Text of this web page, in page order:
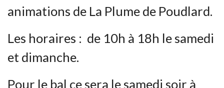
animations de La Plume de Poudlard.
Les horaires : de 10h à 18h le samedi
et dimanche.
Pour le bal ce sera le samedi soir à